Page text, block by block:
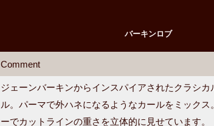
バーキンロブ
Comment
ジェーンバーキンからインスパイアされたクラシカ
ル。パーマで外ハネになるようなカールをミックス
ーでカットラインの重さを立体的に見せています。